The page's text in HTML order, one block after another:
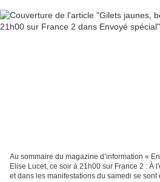
Au sommaire du magazine d’information «
Elise Lucet, ce soir à 21h00 sur France 2 : À
et dans les manifestations du samedi se